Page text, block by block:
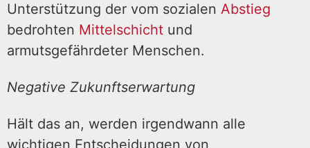
Unterstützung der vom sozialen Abstieg
bedrohten Mittelschicht und
armutsgefährdeter Menschen.
Negative Zukunftserwartung
Hält das an, werden irgendwann alle
wichtigen Entscheidungen von